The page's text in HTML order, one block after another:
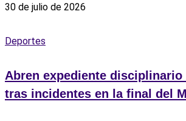
30 de julio de 2026
Deportes
Abren expediente disciplinario
tras incidentes en la final del